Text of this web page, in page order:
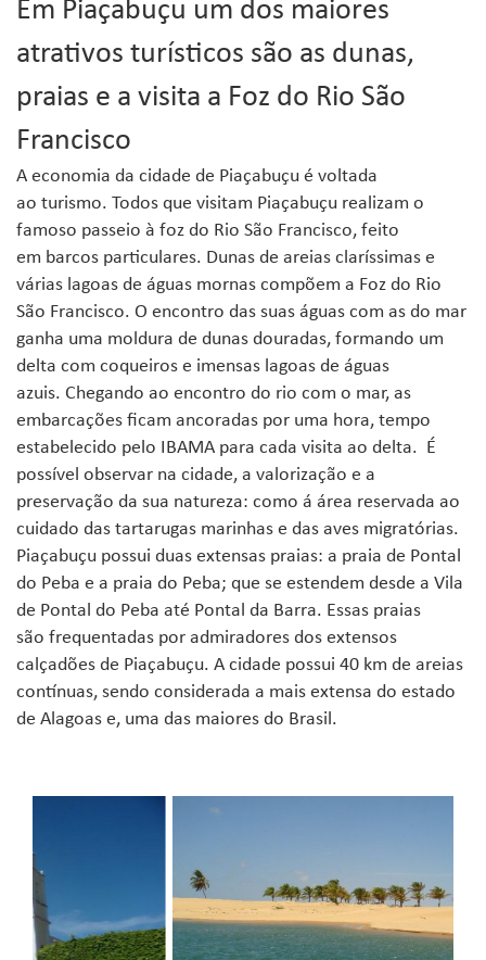
Em Piaçabuçu um dos maiores
atrativos turísticos são as dunas,
praias e a visita a Foz do Rio São
Francisco
A economia da cidade de Piaçabuçu é voltada
ao turismo. Todos que visitam Piaçabuçu realizam o
famoso passeio à foz do Rio São Francisco, feito
em barcos particulares. Dunas de areias claríssimas e
várias lagoas de águas mornas compõem a Foz do Rio
São Francisco. O encontro das suas águas com as do mar
ganha uma moldura de dunas douradas, formando um
delta com coqueiros e imensas lagoas de águas
azuis. Chegando ao encontro do rio com o mar, as
embarcações ficam ancoradas por uma hora, tempo
estabelecido pelo IBAMA para cada visita ao delta. É
possível observar na cidade, a valorização e a
preservação da sua natureza: como á área reservada ao
cuidado das tartarugas marinhas e das aves migratórias.
Piaçabuçu possui duas extensas praias: a praia de Pontal
do Peba e a praia do Peba; que se estendem desde a Vila
de Pontal do Peba até Pontal da Barra. Essas praias
são frequentadas por admiradores dos extensos
calçadões de Piaçabuçu. A cidade possui 40 km de areias
contínuas, sendo considerada a mais extensa do estado
de Alagoas e, uma das maiores do Brasil.